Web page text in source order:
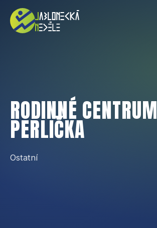
RODINNÉ CENTRUM
PERLIČKA
Ostatní